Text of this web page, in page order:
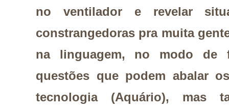
no ventilador e revelar
constrangedoras pra muita
na linguagem, no modo de
questões que podem abalar
tecnologia (Aquário), mas